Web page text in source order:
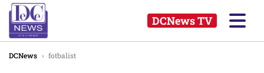
DCNews TV
DCNews › fotbalist